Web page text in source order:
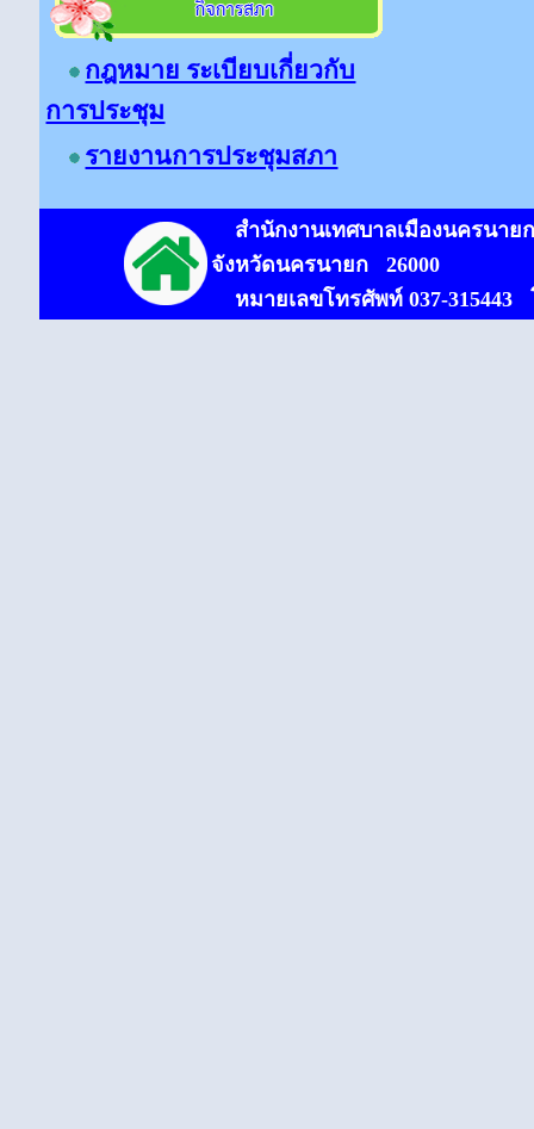
กฎหมาย ระเบียบเกี่ยวกับ
การประชุม
รายงานการประชุมสภา
สำนักงานเทศบาลเมืองนครนาย
จังหวัดนครนายก
26000
หมายเลขโทรศัพท์ 037-315443